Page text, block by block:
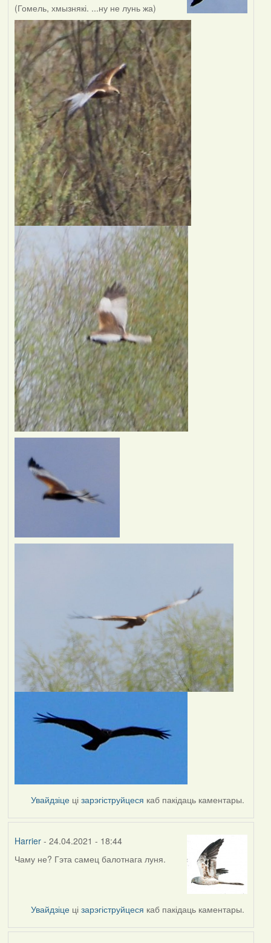
(Гомель, хмызнякі. ...ну не лунь жа)
Увайдзіце цізарэгіструйцеся каб пакідаць каментары.
Harrier- 24.04.2021 - 18:44
Чаму не? Гэта самец балотнага луня.
Увайдзіце цізарэгіструйцеся каб пакідаць каментары.